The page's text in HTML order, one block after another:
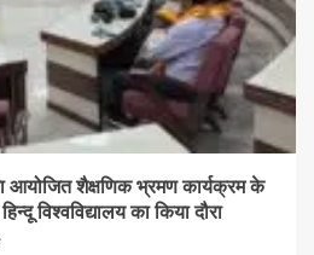
आयोजित शैक्षणिक भ्रमण कार्यक्रम के
विश्वविद्यालय का किया दौरा